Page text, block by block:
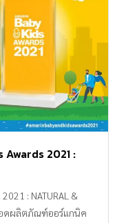
Awards 2021 :
: NATURAL &
ยอดผลิตภัณฑ์ออร์แกนิค